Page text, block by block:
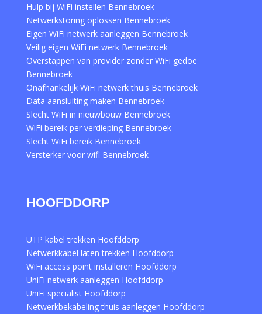
Hulp bij WiFi instellen Bennebroek
Netwerkstoring oplossen Bennebroek
Eigen WiFi netwerk aanleggen Bennebroek
Veilig eigen WiFi netwerk Bennebroek
Overstappen van provider zonder WiFi gedoe
Bennebroek
Onafhankelijk WiFi netwerk thuis Bennebroek
Data aansluiting maken Bennebroek
Slecht WiFi in nieuwbouw Bennebroek
WiFi bereik per verdieping Bennebroek
Slecht WiFi bereik Bennebroek
Versterker voor wifi Bennebroek
HOOFDDORP
UTP kabel trekken Hoofddorp
Netwerkkabel laten trekken Hoofddorp
WiFi access point installeren Hoofddorp
UniFi netwerk aanleggen Hoofddorp
UniFi specialist Hoofddorp
Netwerkbekabeling thuis aanleggen Hoofddorp